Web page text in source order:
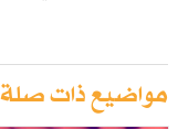
مواضيع ذات صلة